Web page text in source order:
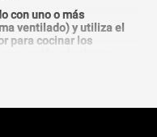
con uno o más
ventilado) y utiliza el
para cocinar los
y esto hace que la
como masa